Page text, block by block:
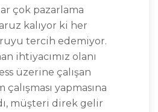
çok pazarlama
kalıyor ki her
tercih edemiyor.
ihtiyacımız olanı
üzerine çalışan
yapmasına
müşteri direk gelir